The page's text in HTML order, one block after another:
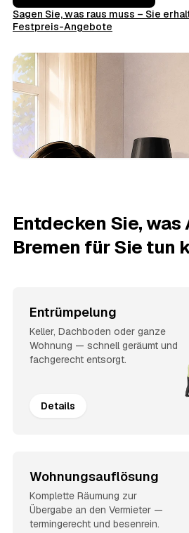
Sagen Sie, was raus muss – Sie
Festpreis-Angebote
Entdecken Sie, was
Bremen für Sie tun
Entrümpelung
Keller, Dachboden oder ganze
Wohnung — schnell geräumt und
fachgerecht entsorgt.
Details
Wohnungsauflösung
Komplette Räumung zur
Übergabe an den Vermieter —
termingerecht und besenrein.